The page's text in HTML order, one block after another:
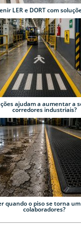
LER e DORT com
ajudam a aumentar a
corredores industriais?
quando o piso se torna
colaboradores?